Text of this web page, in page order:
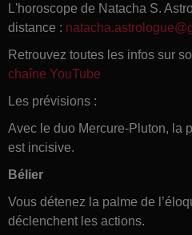
L'horoscope de Natacha S.
distance :
Retrouvez toutes les infos sur
chaîne YouTube
Les prévisions :
Avec le duo Mercure-Pluton, la
est incisive.
Bélier
Vous détenez la palme de
déclenchent les actions.